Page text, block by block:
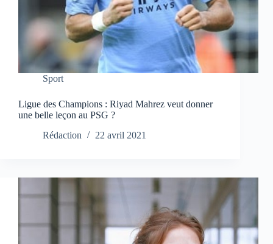
Sport
Ligue des Champions : Riyad Mahrez veut donner
une belle leçon au PSG ?
Rédaction
22 avril 2021